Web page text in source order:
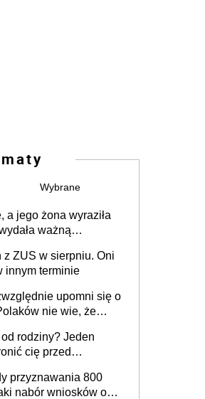
Wybrane
a jego żona wyraziła
ważną
z ZUS w sierpniu. Oni
innym terminie
upomni się o
nie wie, że
rodziny? Jeden
cię przed
przyznawania 800
nabór wniosków o